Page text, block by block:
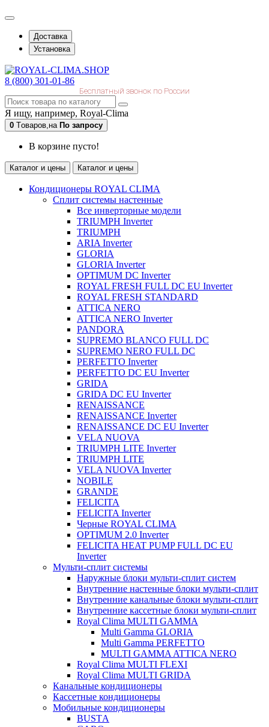
Доставка
Установка
8 (800) 301-01-86
Бесплатный звонок по России
Я ищу, например, Royal-Clima
0 Tоваров,на По запросу
В корзине пусто!
Каталог и цены Каталог и цены
Кондиционеры ROYAL CLIMA
Сплит системы настенные
Все инверторные модели
TRIUMPH Inverter
TRIUMPH
ARIA Inverter
GLORIA
GLORIA Inverter
OPTIMUM DC Inverter
ROYAL FRESH FULL DC EU Inverter
ROYAL FRESH STANDARD
ATTICA NERO
ATTICA NERO Inverter
PANDORA
SUPREMO BLANCO FULL DC
SUPREMO NERO FULL DC
PERFETTO Inverter
PERFETTO DC EU Inverter
GRIDA
GRIDA DC EU Inverter
RENAISSANCE
RENAISSANCE Inverter
RENAISSANCE DC EU Inverter
VELA NUOVA
TRIUMPH LITE Inverter
TRIUMPH LITE
VELA NUOVA Inverter
NOBILE
GRANDE
FELICITA
FELICITA Inverter
Черные ROYAL CLIMA
OPTIMUM 2.0 Inverter
FELICITA HEAT PUMP FULL DC EU
Inverter
Мульти-сплит системы
Наружные блоки мульти-сплит систем
Внутренние настенные блоки мульти-сплит
Внутренние канальные блоки мульти-сплит
Внутренние кассетные блоки мульти-сплит
Royal Clima MULTI GAMMA
Multi Gamma GLORIA
Multi Gamma PERFETTO
MULTI GAMMA ATTICA NERO
Royal Clima MULTI FLEXI
Royal Clima MULTI GRIDA
Канальные кондиционеры
Кассетные кондиционеры
Мобильные кондиционеры
BUSTА